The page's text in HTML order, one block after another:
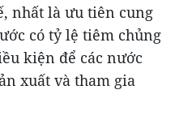
nhất là ưu tiên cung
có tỷ lệ tiêm chủng
kiện để các nước
xuất và tham gia